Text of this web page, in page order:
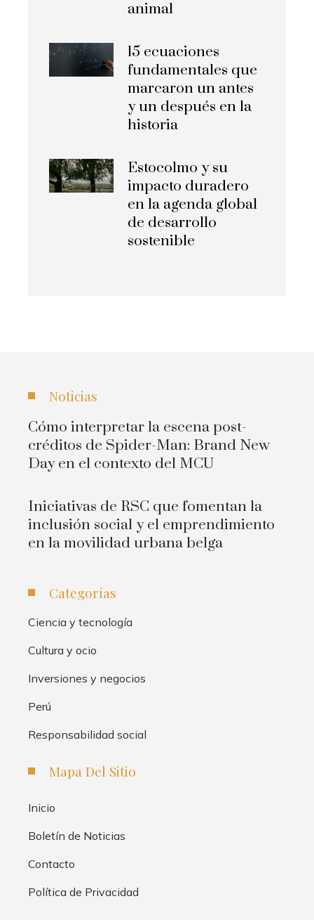
animal
15 ecuaciones
fundamentales que
marcaron un antes
y un después en la
historia
Estocolmo y su
impacto duradero
en la agenda global
de desarrollo
sostenible
Noticias
Cómo interpretar la escena post-
créditos de Spider-Man: Brand New
Day en el contexto del MCU
Iniciativas de RSC que fomentan la
inclusión social y el emprendimiento
en la movilidad urbana belga
Categorías
Ciencia y tecnología
Cultura y ocio
Inversiones y negocios
Perú
Responsabilidad social
Mapa Del Sitio
Inicio
Boletín de Noticias
Contacto
Política de Privacidad